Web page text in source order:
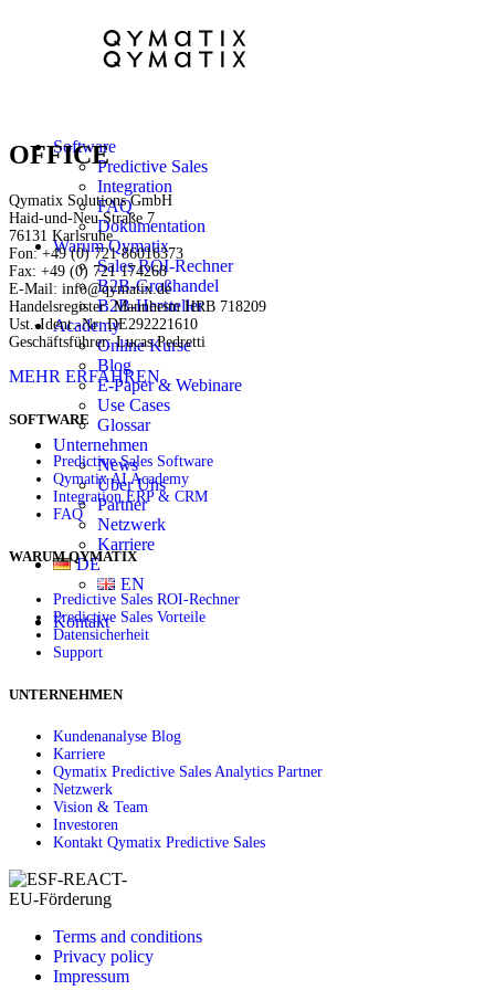
Software
Predictive Sales
Integration
FAQ
Dokumentation
Warum Qymatix
Sales ROI-Rechner
B2B-Großhandel
B2B-Hersteller
Academy
Online Kurse
Blog
E-Paper & Webinare
Use Cases
Glossar
Unternehmen
News
Über Uns
Partner
Netzwerk
Karriere
DE
EN
Kontakt
OFFICE
Qymatix Solutions GmbH
Haid-und-Neu Straße 7
76131 Karlsruhe
Fon: +49 (0) 721 86016373
Fax: +49 (0) 721 174268
E-Mail: info@qymatix.de
Handelsregister: Mannheim HRB 718209
Ust.-Ident.-Nr: DE292221610
Geschäftsführer: Lucas Pedretti
MEHR ERFAHREN
SOFTWARE
Predictive Sales Software
Qymatix AI Academy
Integration ERP & CRM
FAQ
WARUM QYMATIX
Predictive Sales ROI-Rechner
Predictive Sales Vorteile
Datensicherheit
Support
UNTERNEHMEN
Kundenanalyse Blog
Karriere
Qymatix Predictive Sales Analytics Partner
Netzwerk
Vision & Team
Investoren
Kontakt Qymatix Predictive Sales
Terms and conditions
Privacy policy
Impressum